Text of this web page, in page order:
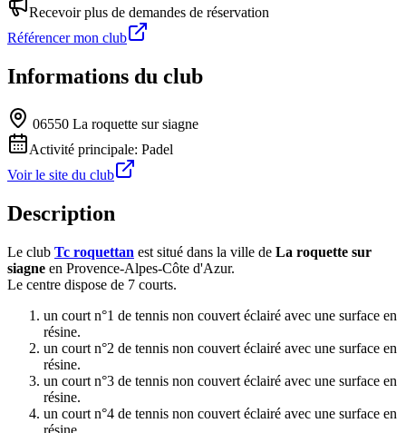
Recevoir plus de demandes de réservation
Référencer mon club
Informations du club
06550 La roquette sur siagne
Activité principale: Padel
Voir le site du club
Description
Le club Tc roquettan est situé dans la ville de La roquette sur
siagne en Provence-Alpes-Côte d'Azur.
Le centre dispose de 7 courts.
un court n°1 de tennis non couvert éclairé avec une surface en
résine.
un court n°2 de tennis non couvert éclairé avec une surface en
résine.
un court n°3 de tennis non couvert éclairé avec une surface en
résine.
un court n°4 de tennis non couvert éclairé avec une surface en
résine.